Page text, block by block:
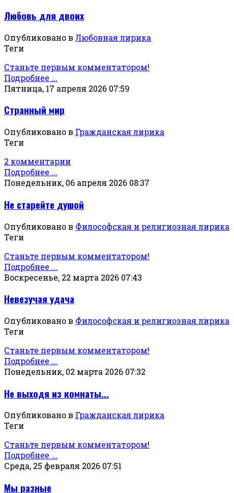
Любовь для двоих
Опубликовано в Любовная лирика
Теги
Станьте первым комментатором!
Подробнее ...
Пятница, 17 апреля 2026 07:59
Странный мир
Опубликовано в Гражданская лирика
Теги
2 комментарии
Подробнее ...
Понедельник, 06 апреля 2026 08:37
Не старейте душой
Опубликовано в Философская и религиозная лирика
Теги
Станьте первым комментатором!
Подробнее ...
Воскресенье, 22 марта 2026 07:43
Невезучая удача
Опубликовано в Философская и религиозная лирика
Теги
Станьте первым комментатором!
Подробнее ...
Понедельник, 02 марта 2026 07:32
Не выходя из комнаты...
Опубликовано в Гражданская лирика
Теги
Станьте первым комментатором!
Подробнее ...
Среда, 25 февраля 2026 07:51
Мы разные